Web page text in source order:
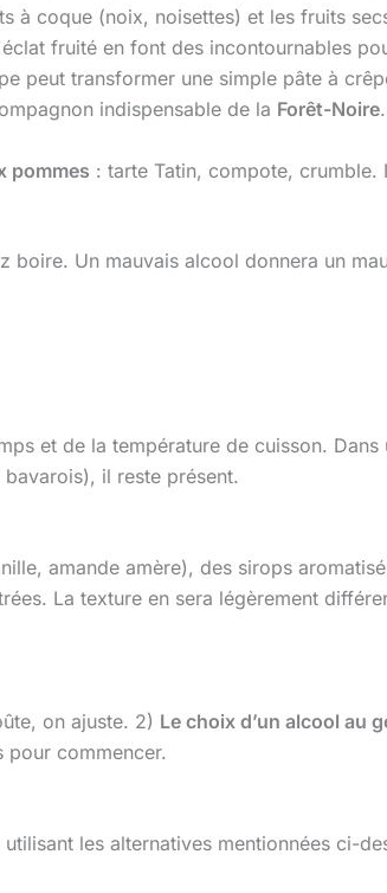
à coque (noix, noisettes) et les fruits
fruité en font des incontournables
peut transformer une simple pâte à
indispensable de la Forêt-Noire
pommes : tarte Tatin, compote,
boire. Un mauvais alcool donnera un
et de la température de cuisson.
bavarois), il reste présent.
amande amère), des sirops
La texture en sera légèrement
on ajuste. 2) Le choix d’un alcool au
pour commencer.
les alternatives mentionnées ci-